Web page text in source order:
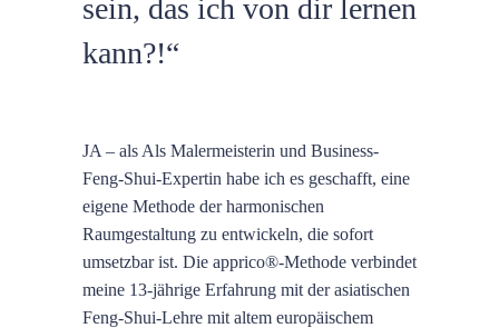
sein, das ich von dir lernen
kann?!“
JA – als Als Malermeisterin und Business-
Feng-Shui-Expertin habe ich es geschafft, eine
eigene Methode der harmonischen
Raumgestaltung zu entwickeln, die sofort
umsetzbar ist. Die apprico®-Methode verbindet
meine 13-jährige Erfahrung mit der asiatischen
Feng-Shui-Lehre mit altem europäischem